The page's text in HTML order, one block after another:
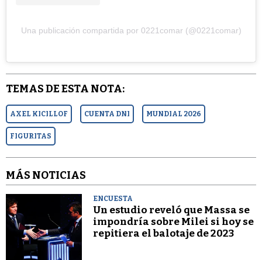
Una publicación compartida por 0221comar (@0221comar)
TEMAS DE ESTA NOTA:
AXEL KICILLOF CUENTA DNI MUNDIAL 2026
FIGURITAS
MÁS NOTICIAS
ENCUESTA
Un estudio reveló que Massa se
impondría sobre Milei si hoy se
repitiera el balotaje de 2023